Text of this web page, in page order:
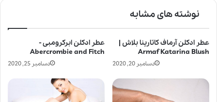
نوشته های مشابه
عطر ادکلن ابرکرومبی -
Abercrombie and Fitch
دسامبر 25, 2020
عطر ادکلن آرماف کاتارینا بلاش |
Armaf Katarina Blush
دسامبر 20, 2020